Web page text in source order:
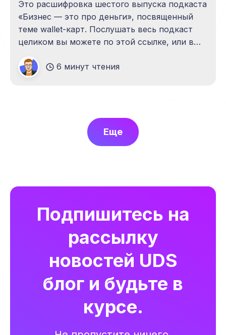
Это расшифровка шестого выпуска подкаста
«Бизнес — это про деньги», посвященный
теме wallet-карт. Послушать весь подкаст
целиком вы можете по этой ссылке, или в
статью от лица автора, Директора по
стратегическому развитию UDS Айрата
6 минут чтения
Еще
Подпишитесь на
рассылку
новостей UDS
блог и будьте в
курсе.